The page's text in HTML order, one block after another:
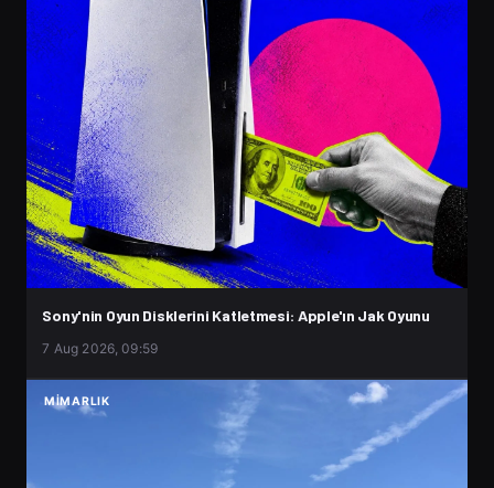
Sony'nin Oyun Disklerini Katletmesi: Apple'ın Jak Oyunu
7 Aug 2026, 09:59
MIMARLIK